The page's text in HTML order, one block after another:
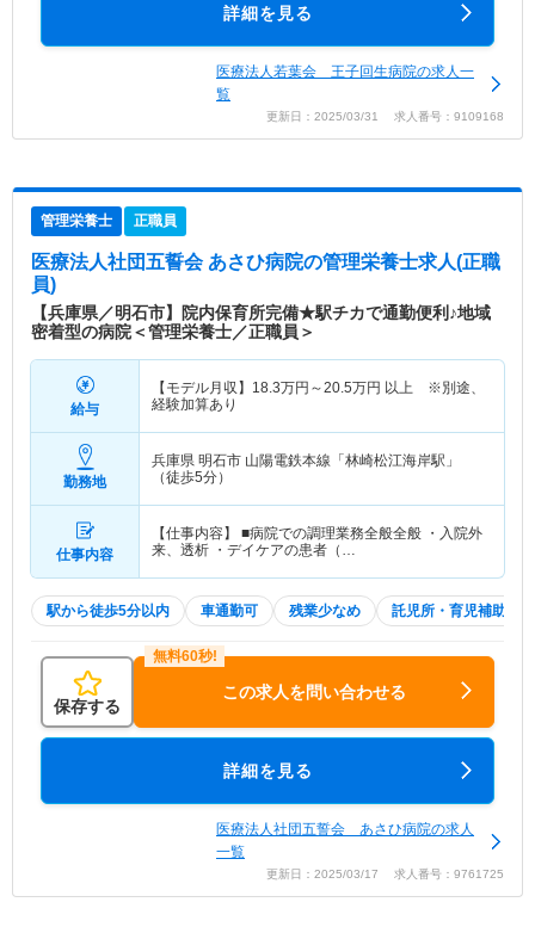
詳細を見る
医療法人若葉会 王子回生病院の求人一
覧
更新日：2025/03/31 求人番号：9109168
管理栄養士 正職員
医療法人社団五誓会 あさひ病院の管理栄養士求人(正職
員)
【兵庫県／明石市】院内保育所完備★駅チカで通勤便利♪地域
密着型の病院＜管理栄養士／正職員＞
給与
【モデル月収】 18.3万円～20.5万円 以上 ※別途、
経験加算あり
勤務地
兵庫県 明石市 山陽電鉄本線「林崎松江海岸駅」
（徒歩5分）
仕事内容
【仕事内容】 ■病院での調理業務全般全般 ・入院外
来、透析 ・デイケアの患者（…
駅から徒歩5分以内 車通勤可 残業少なめ 託児所・育児補助
保存する
この求人を問い合わせる
詳細を見る
医療法人社団五誓会 あさひ病院の求人
一覧
更新日：2025/03/17 求人番号：9761725